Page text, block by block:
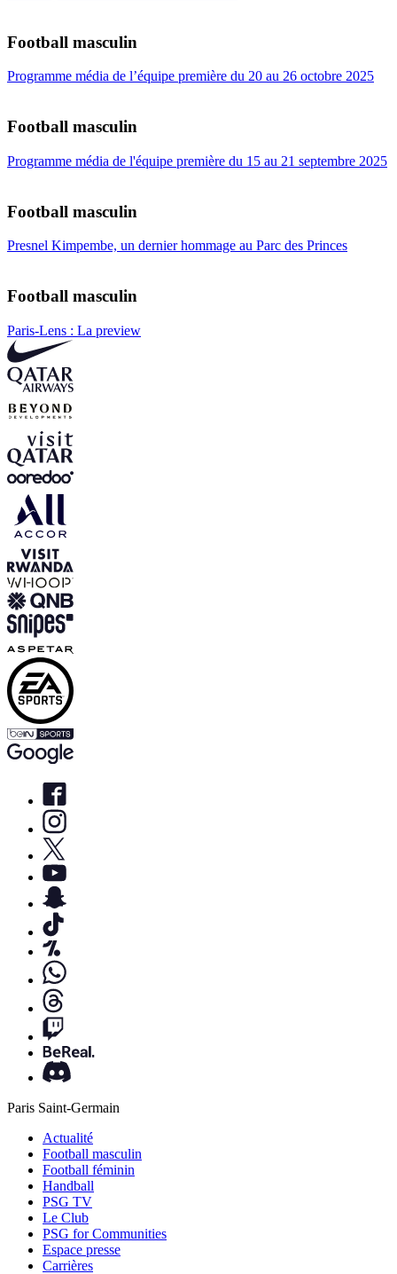
Football masculin
Programme média de l’équipe première du 20 au 26 octobre 2025
Football masculin
Programme média de l'équipe première du 15 au 21 septembre 2025
Football masculin
Presnel Kimpembe, un dernier hommage au Parc des Princes
Football masculin
Paris-Lens : La preview
Paris Saint-Germain
Actualité
Football masculin
Football féminin
Handball
PSG TV
Le Club
PSG for Communities
Espace presse
Carrières